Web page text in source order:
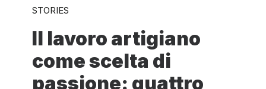
STORIES
Il lavoro artigiano
come scelta di
passione: quattro